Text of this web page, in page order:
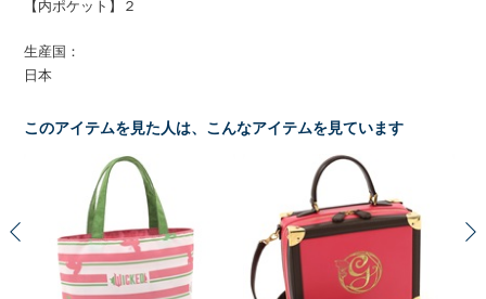
【内ポケット】２
生産国：
日本
このアイテムを見た人は、こんなアイテムを見ています